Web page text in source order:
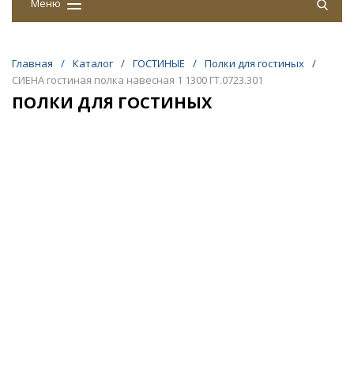
Меню
Главная / Каталог / ГОСТИНЫЕ / Полки для гостиных /
СИЕНА гостиная полка навесная 1 1300 ГТ.0723.301
ПОЛКИ ДЛЯ ГОСТИНЫХ